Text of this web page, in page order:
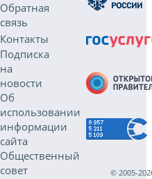
Обратная
связь
Контакты
Подписка
на
новости
Об
использовании
информации
сайта
Общественный
совет
© 2005-